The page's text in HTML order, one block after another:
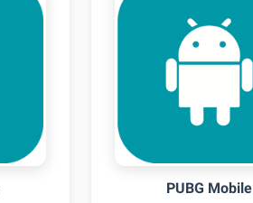
PUBG Mobile